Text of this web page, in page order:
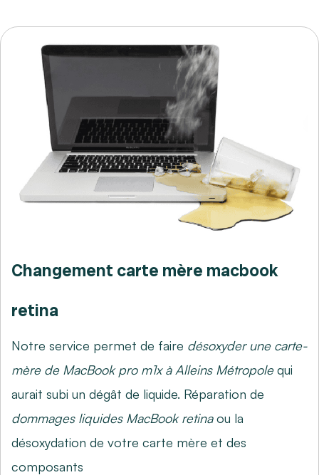
Changement carte mère macbook
retina
Notre service permet de faire désoxyder une carte-
mère de MacBook pro m1x à Alleins Métropolequi
aurait subi un dégât de liquide. Réparation de
dommages liquides MacBook retinaou la
désoxydation de votre carte mère et des
composants